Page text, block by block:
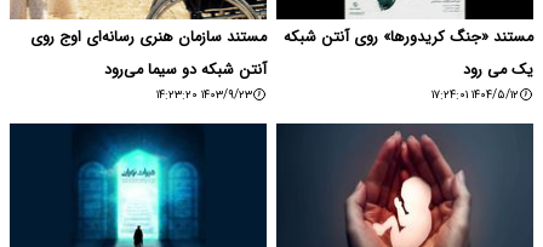
مستند «جنگ کریدورها» روی آنتن شبکه
یک می رود
۱۴۰۴/۵/۱۲ ۱۷:۲۴:۰۱
مستند سازمان هنری رسانه‌ای اوج روی
آنتن شبکه دو سیما می‌رود
۱۴۰۳/۹/۲۳ ۱۴:۲۳:۲۰